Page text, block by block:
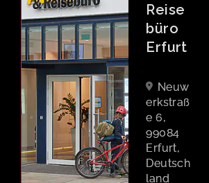
Reise
büro
Erfurt
Neuw
erkstraß
e 6,
99084
Erfurt,
Deutsch
land